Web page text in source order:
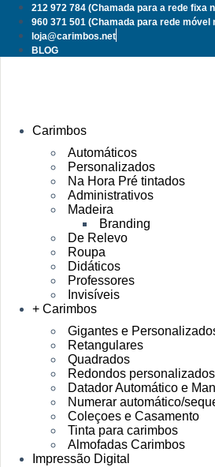
Pular
para
conteúdo
212 972 784 (Chamada para a rede fixa
960 371 501 (Chamada para rede móvel
loja@carimbos.net
BLOG
Carimbos
Automáticos
Personalizados
Na Hora Pré tintados
Administrativos
Madeira
Branding
De Relevo
Roupa
Didáticos
Professores
Invisíveis
+ Carimbos
Gigantes e
Retangulares
Quadrados
Redondos personalizados
Datador Automático e
Numerar automático/
Coleçoes e Casamento
Tinta para carimbos
Almofadas Carimbos
Impressão Digital